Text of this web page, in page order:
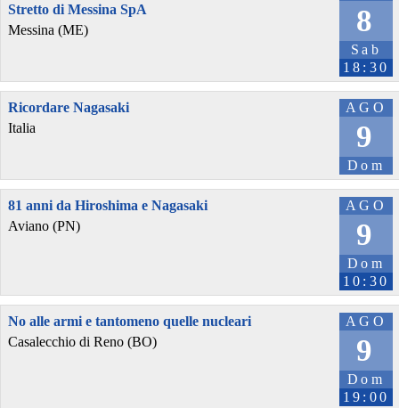
8
Sab
18:30
Stretto di Messina SpA
Messina (ME)
AGO
9
Dom
Ricordare Nagasaki
Italia
AGO
9
Dom
10:30
81 anni da Hiroshima e Nagasaki
Aviano (PN)
AGO
9
Dom
19:00
No alle armi e tantomeno quelle nucleari
Casalecchio di Reno (BO)